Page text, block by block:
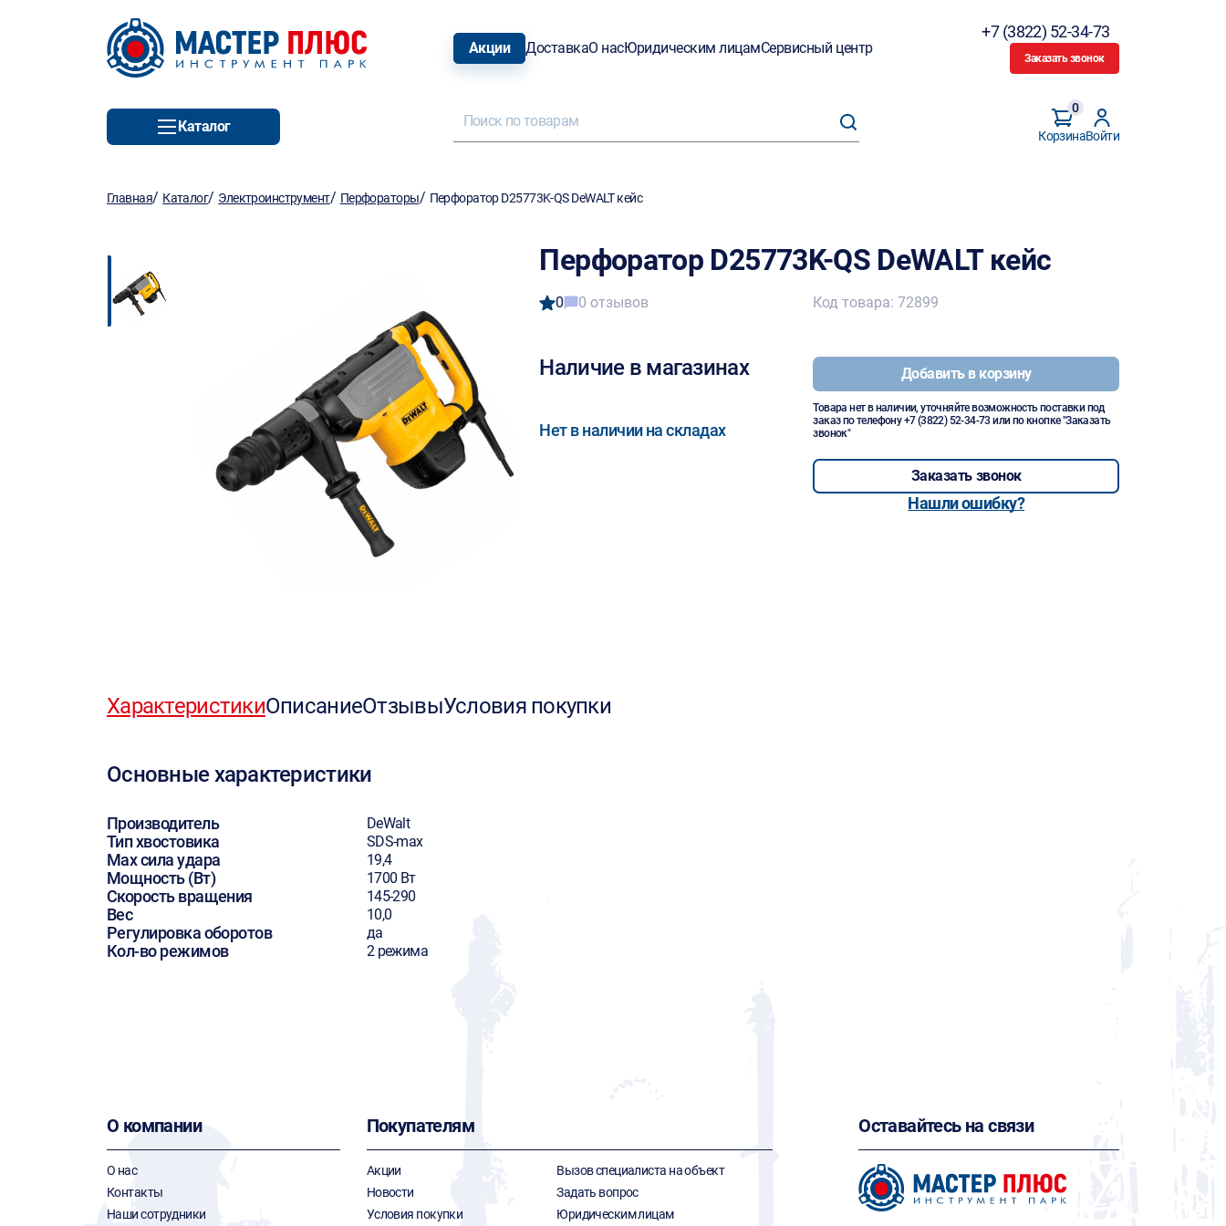
Акции ДоставкаО насЮридическим лицамСервисный центр
+7 (3822) 52-34-73
Заказать звонок
Каталог
Корзина
0
Войти
Главная/ Каталог/ Электроинструмент/ Перфораторы/ Перфоратор D25773K-QS DeWALT кейс
Перфоратор D25773K-QS DeWALT кейс
0 0 отзывов
Наличие в магазинах
Нет в наличии на складах
Код товара: 72899
Добавить в корзину
Товара нет в наличии, уточняйте возможность поставки под
заказ по телефону+7 (3822) 52-34-73 или по кнопке "Заказать
звонок"
Заказать звонок
Нашли ошибку?
ХарактеристикиОписаниеОтзывыУсловия покупки
Основные характеристики
Производитель DeWalt
Тип хвостовика SDS-max
Max сила удара 19,4
Мощность (Вт) 1700 Вт
Скорость вращения 145-290
Вес 10,0
Регулировка оборотов да
Кол-во режимов 2 режима
О компании
О нас
Контакты
Наши сотрудники
Покупателям
Акции
Новости
Условия покупки
Вызов специалиста на объект
Задать вопрос
Юридическим лицам
Оставайтесь на связи